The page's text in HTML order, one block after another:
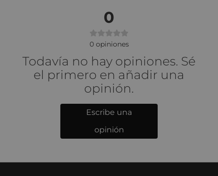
0
0 opiniones
Todavía no hay opiniones. Sé
el primero en añadir una
opinión.
Escribe una
opinión